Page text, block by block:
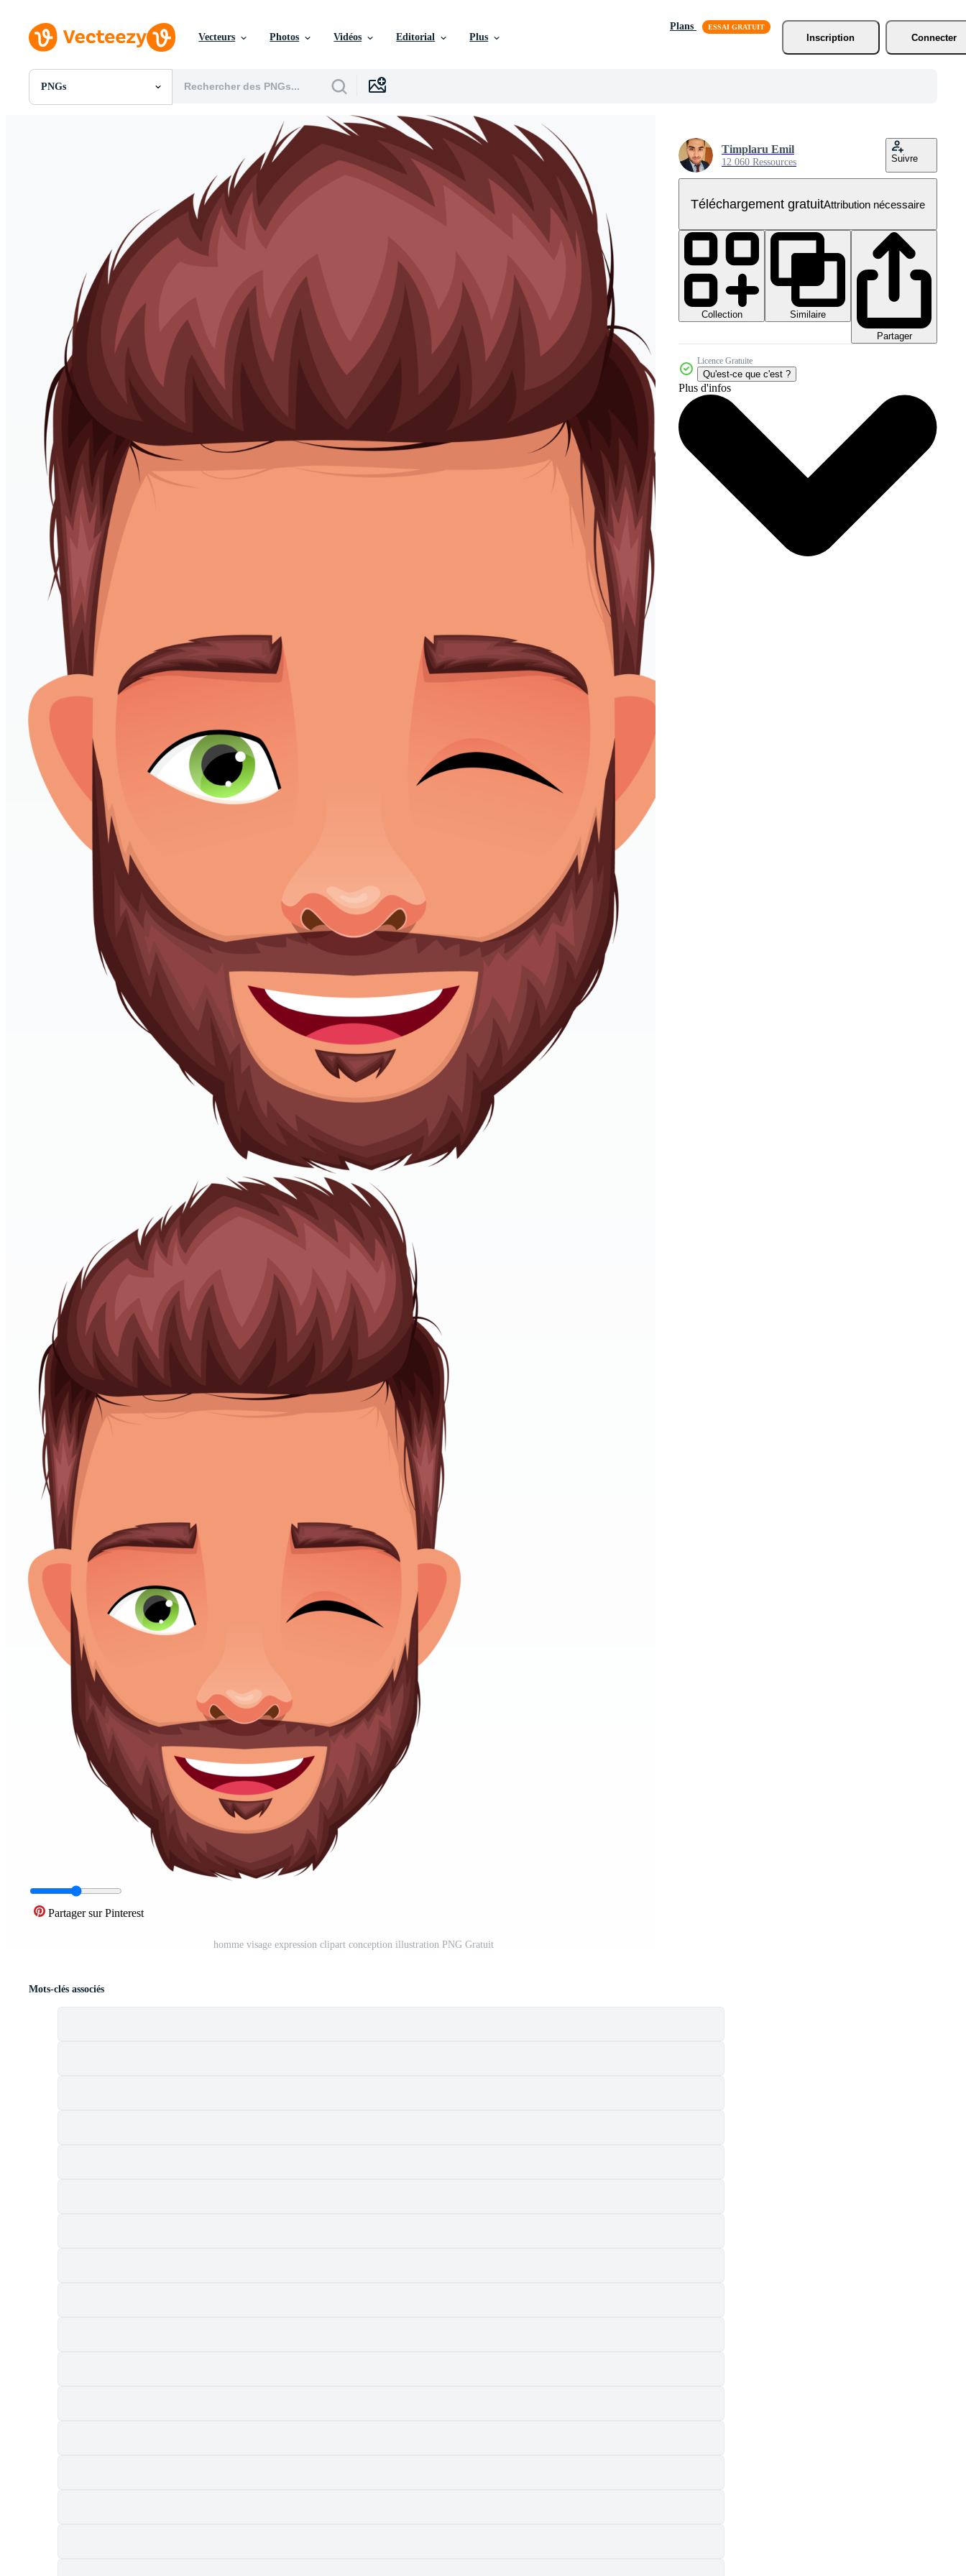
Vecteurs Photos Vidéos Editorial Plus
Plans
Inscription
Connecter
PNGs
Toutes Images
Images Éditoriales
Événements Éditoriaux
Partager sur Pinterest
homme visage expression clipart conception illustration PNG Gratuit
Timplaru Emil
12 060 Ressources Suivre
Téléchargement gratuitAttribution nécessaire
Collection
Similaire
Partager
Licence Gratuite
Qu'est-ce que c'est ?
Plus d'infos
Mots-clés associés